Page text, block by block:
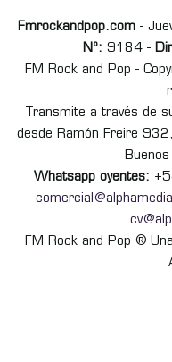
Fmrockandpop.com-
Nº: 9184 -
FM Rock and Pop -
Transmite a través de
desde Ramón Freire
Whatsapp oyentes:
FM Rock and Pop ®